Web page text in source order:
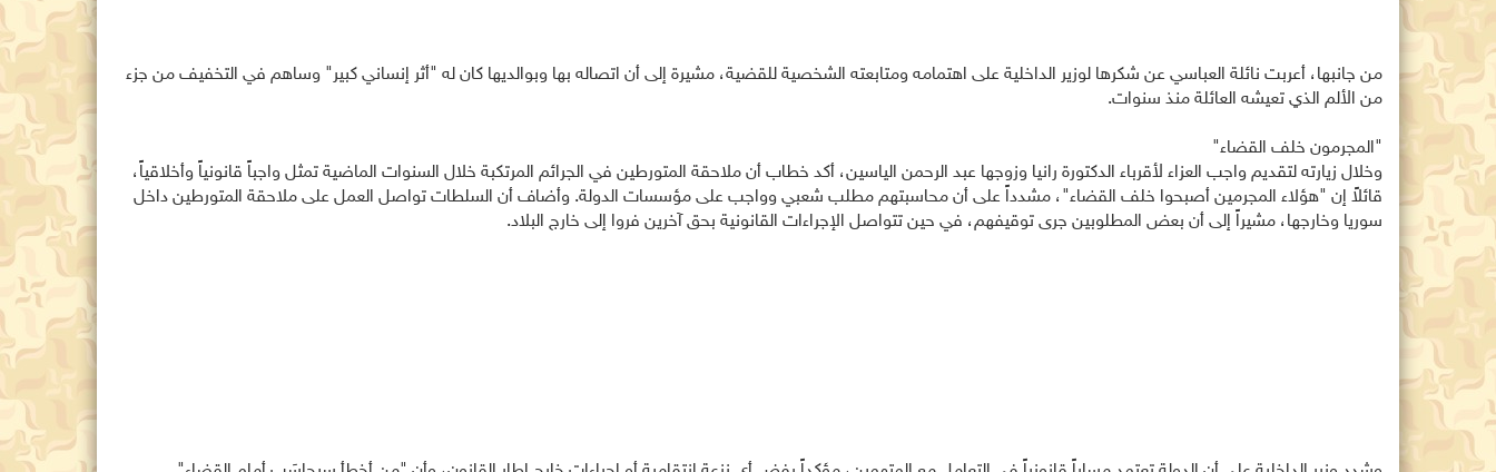
من جانبها، أعربت نائلة العباسي عن شكرها لوزير الداخلية على اهتمامه ومتابعته الشخصية للقضية، مشيرة إلى أن اتصاله بها وبوالديها كان له "أثر إنساني كبير" وساهم في التخفيف من جزء
من الألم الذي تعيشه العائلة منذ سنوات.
"المجرمون خلف القضاء"
وخلال زيارته لتقديم واجب العزاء لأقرباء الدكتورة رانيا وزوجها عبد الرحمن الياسين، أكد خطاب أن ملاحقة المتورطين في الجرائم المرتكبة خلال السنوات الماضية تمثل واجباً قانونياً وأخلاقياً،
قائلاً إن "هؤلاء المجرمين أصبحوا خلف القضاء"، مشدداً على أن محاسبتهم مطلب شعبي وواجب على مؤسسات الدولة. وأضاف أن السلطات تواصل العمل على ملاحقة المتورطين داخل
سوريا وخارجها، مشيراً إلى أن بعض المطلوبين جرى توقيفهم، في حين تتواصل الإجراءات القانونية بحق آخرين فروا إلى خارج البلاد.